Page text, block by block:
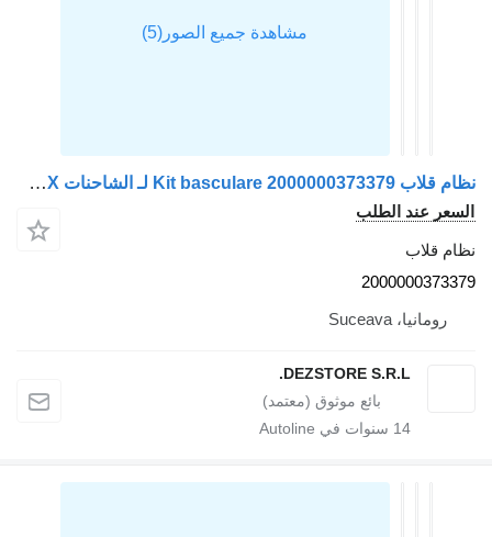
نظام قلاب Kit basculare 2000000373379 لـ الشاحنات MAN TGX
السعر عند الطلب
نظام قلاب
2000000373379
رومانيا، Suceava
DEZSTORE S.R.L.
14 سنوات في Autoline